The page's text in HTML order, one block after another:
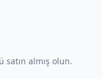
satın almış olun.